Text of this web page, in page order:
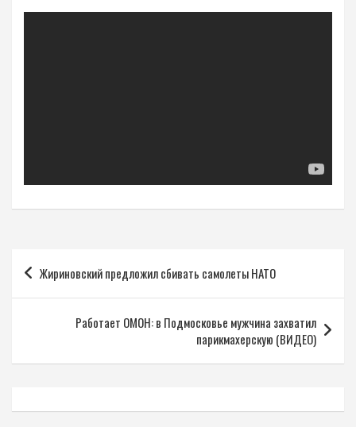
Навигация
по
записям
Жириновский предложил сбивать самолеты НАТО
Работает ОМОН: в Подмосковье мужчина захватил
парикмахерскую (ВИДЕО)